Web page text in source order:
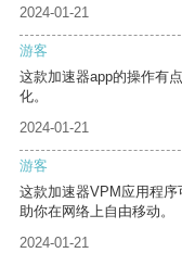
2024-01-21
游客
这款加速器app的操作有
化。
2024-01-21
游客
这款加速器VPM应用程
助你在网络上自由移动。
2024-01-21